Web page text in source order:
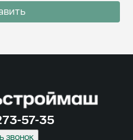
57-35
звонок